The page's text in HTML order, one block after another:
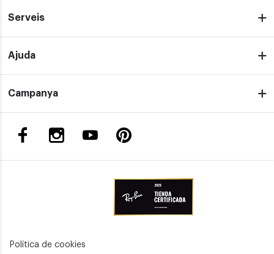
Serveis
Ajuda
Campanya
Política de cookies